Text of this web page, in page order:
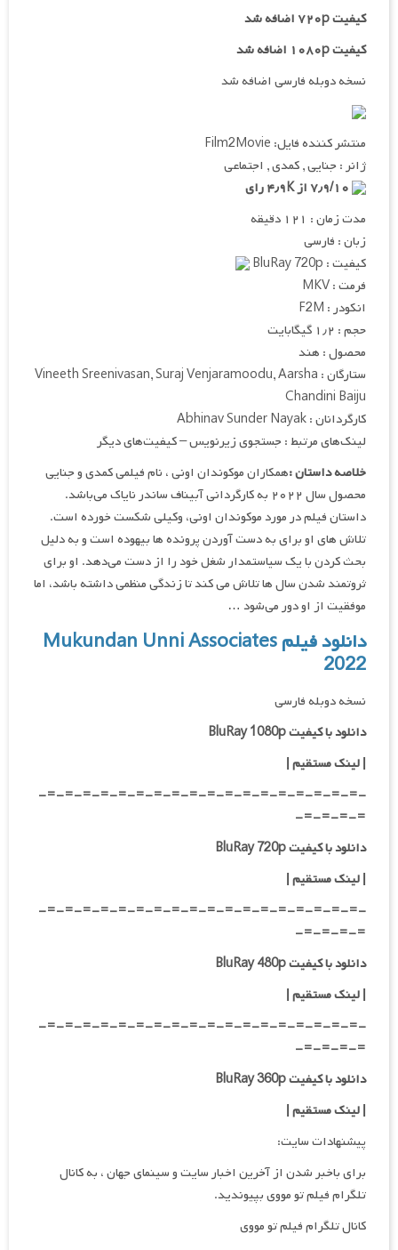
کیفیت ۷۲۰p اضافه شد
کیفیت ۱۰۸۰p اضافه شد
نسخه دوبله فارسی اضافه شد
منتشر کننده فایل: Film2Movie
ژانر : جنایی , کمدی , اجتماعی
مدت زمان : ۱۲۱ دقیقه
زبان : فارسی
کیفیت : BluRay 720p
فرمت : MKV
انکودر : F2M
حجم : ۱٫۲ گیگابایت
محصول : هند
ستارگان : Vineeth Sreenivasan, Suraj Venjaramoodu, Aarsha
Chandini Baiju
کارگردانان : Abhinav Sunder Nayak
لینک‌های مرتبط : جستجوی زیرنویس – کیفیت‌های دیگر
خلاصه داستان :همکاران موکوندان اونی ، نام فیلمی کمدی و جنایی
محصول سال ۲۰۲۲ به کارگردانی آبیناف ساندر نایاک می‌باشد.
داستان فیلم در مورد موکوندان اونی، وکیلی شکست خورده است.
تلاش های او برای به دست آوردن پرونده ها بیهوده است و به دلیل
بحث کردن با یک سیاستمدار شغل خود را از دست می‌دهد. او برای
ثروتمند شدن سال ها تلاش می کند تا زندگی منظمی داشته باشد، اما
موفقیت از او دور می‌شود …
دانلود فیلم Mukundan Unni Associates
2022
نسخه دوبله فارسی
دانلود با کیفیت BluRay 1080p
|لینک مستقیم |
-=-=-=-=-=-=-=-=-=-=-=-=-=-=-=-=-=-=-
=-=-=-=-
دانلود با کیفیت BluRay 720p
| لینک مستقیم |
-=-=-=-=-=-=-=-=-=-=-=-=-=-=-=-=-=-=-
=-=-=-=-
دانلود با کیفیت BluRay 480p
| لینک مستقیم |
-=-=-=-=-=-=-=-=-=-=-=-=-=-=-=-=-=-=-
=-=-=-=-
دانلود با کیفیت BluRay 360p
| لینک مستقیم |
پیشنهادات سایت:
برای باخبر شدن از آخرین اخبار سایت و سینمای جهان ، به کانال
تلگرام فیلم تو مووی بپیوندید.
کانال تلگرام فیلم تو مووی